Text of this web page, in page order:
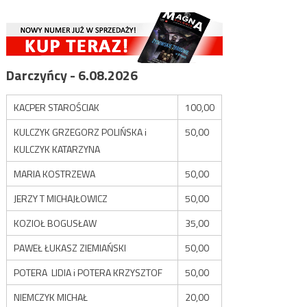
Darczyńcy - 6.08.2026
KACPER STAROŚCIAK
100,00
KULCZYK GRZEGORZ POLIŃSKA i
KULCZYK KATARZYNA
50,00
MARIA KOSTRZEWA
50,00
JERZY T MICHAJŁOWICZ
50,00
KOZIOŁ BOGUSŁAW
35,00
PAWEŁ ŁUKASZ ZIEMIAŃSKI
50,00
POTERA LIDIA i POTERA KRZYSZTOF
50,00
NIEMCZYK MICHAŁ
20,00